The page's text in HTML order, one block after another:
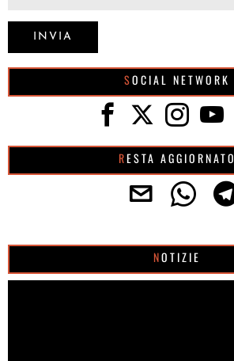
SOCIAL NETWORK
RESTA AGGIORNATO
NOTIZIE